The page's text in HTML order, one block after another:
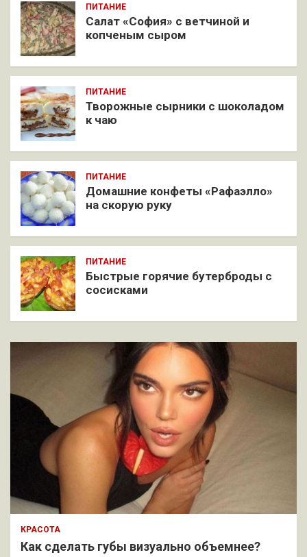
ПИТАНИЕ
Салат «София» с ветчиной и
копченым сыром
ПИТАНИЕ
Творожные сырники с шоколадом
к чаю
ПИТАНИЕ
Домашние конфеты «Рафаэлло»
на скорую руку
ПИТАНИЕ
Быстрые горячие бутерброды с
сосисками
КРАСОТА
Как сделать губы визуально объемнее?